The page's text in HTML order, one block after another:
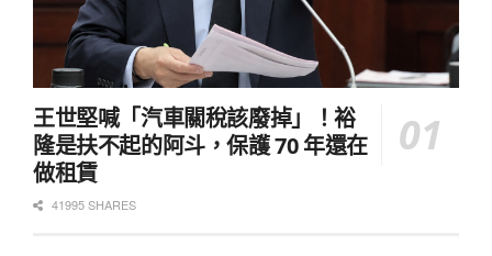
王世堅喊「汽車關稅該廢掉」！裕
隆是扶不起的阿斗，保護 70 年還在
做租賃
41995 SHARES